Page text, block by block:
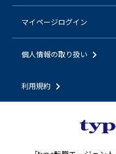
マイページログイン
個人情報の取り扱い
利用規約